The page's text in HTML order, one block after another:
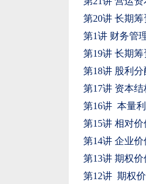
第20讲 长期筹
第1讲 财务管
第19讲 长期筹
第18讲 股利
第17讲 资本结
第16讲 本量
第15讲 相对
第14讲 企业
第13讲 期权
第12讲 期权